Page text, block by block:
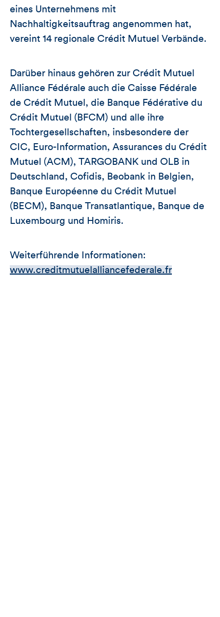
eines Unternehmens mit
Nachhaltigkeitsauftrag angenommen hat,
vereint 14 regionale Crédit Mutuel Verbände.
Darüber hinaus gehören zur Crédit Mutuel
Alliance Fédérale auch die Caisse Fédérale
de Crédit Mutuel, die Banque Fédérative du
Crédit Mutuel (BFCM) und alle ihre
Tochtergesellschaften, insbesondere der
CIC, Euro-Information, Assurances du Crédit
Mutuel (ACM), TARGOBANK und OLB in
Deutschland, Cofidis, Beobank in Belgien,
Banque Européenne du Crédit Mutuel
(BECM), Banque Transatlantique, Banque de
Luxembourg und Homiris.
Weiterführende Informationen:
www.creditmutuelalliancefederale.fr